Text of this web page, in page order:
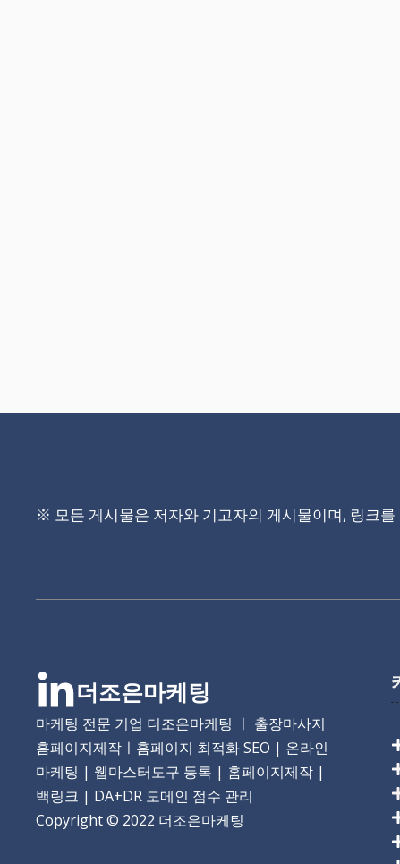
※ 모든 게시물은 저자와 기고자의 게시물이며, 링크
더조은마케팅
마케팅 전문 기업 더조은마케팅 ㅣ 출장마사지
홈페이지제작ㅣ홈페이지 최적화 SEO | 온라인
마케팅 | 웹마스터도구 등록 | 홈페이지제작 |
백링크 | DA+DR 도메인 점수 관리
Copyright© 2022 더조은마케팅